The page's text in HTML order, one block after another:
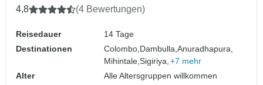
4,8 (4 Bewertungen)
Reisedauer
14 Tage
Destinationen
Colombo, Dambulla,Anuradhapura,
Mihintale,Sigiriya, +7 mehr
Alter
Alle Altersgruppen willkommen